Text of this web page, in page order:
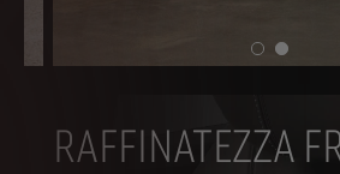
RAFFINATEZZA